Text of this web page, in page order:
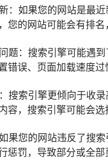
：如果您的网站是最
您的网站可能会有排名
题：搜索引擎可能遇
错误、页面加载速度
搜索引擎更倾向于收
容，搜索引擎可能会选
果您的网站违反了搜
惩罚，导致部分或全部